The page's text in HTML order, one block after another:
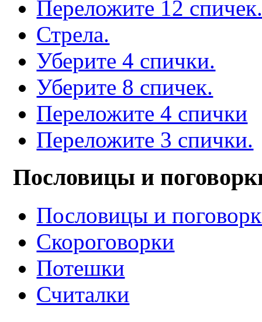
Переложите 12
Стрела.
Уберите 4 спички.
Уберите 8 спичек.
Переложите 4 спички
Переложите 3 спички.
Пословицы и
Пословицы и
Скороговорки
Потешки
Считалки